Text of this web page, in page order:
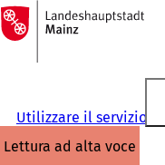
Vai al contenuto
Alla
pagina
iniziale
Utilizzare il servizio
lettura ad alta voce